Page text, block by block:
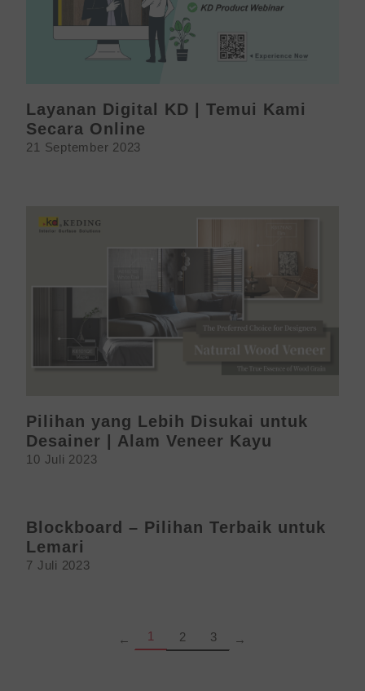
Layanan Digital KD | Temui Kami
Secara Online
21 September 2023
Pilihan yang Lebih Disukai untuk
Desainer | Alam Veneer Kayu
10 Juli 2023
Blockboard – Pilihan Terbaik untuk
Lemari
7 Juli 2023
← Page
1 Page
2 Page
3 →